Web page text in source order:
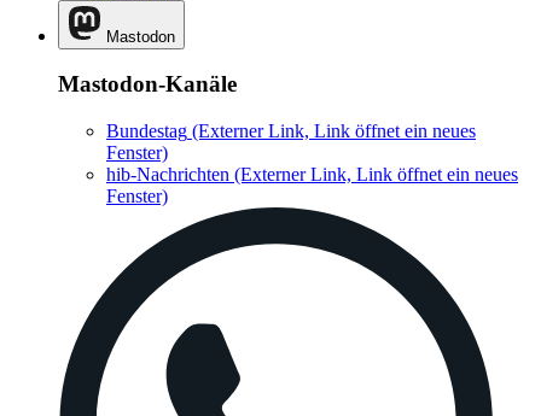
Mastodon
Mastodon-Kanäle
Bundestag (Externer Link, Link öffnet ein neues
Fenster)
hib-Nachrichten (Externer Link, Link öffnet ein neues
Fenster)